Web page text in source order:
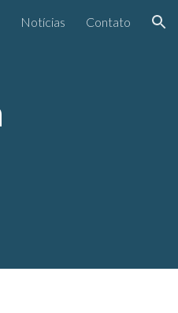
Notícias Contato